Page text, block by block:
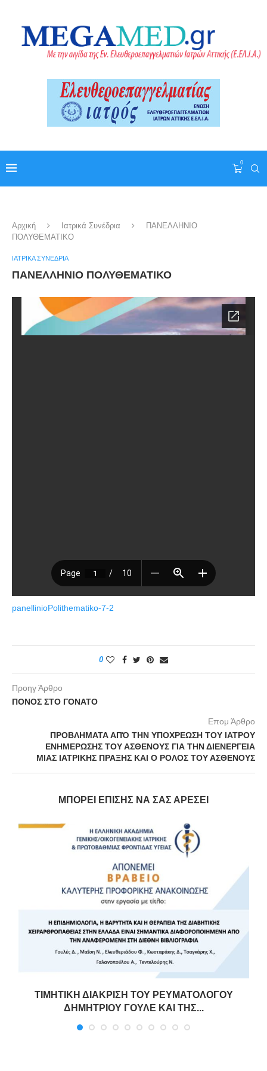
0
Αρχική Ιατρικά Συνέδρια
ΠΑΝΕΛΛΗΝΙΟ
ΠΟΛΥΘΕΜΑΤΙΚΟ
ΙΑΤΡΙΚΆ ΣΥΝΈΔΡΙΑ
ΠΑΝΕΛΛΗΝΙΟ ΠΟΛΥΘΕΜΑΤΙΚΟ
panellinioPolithematiko-7-2
0
Προηγ Άρθρο
ΠΟΝΟΣ ΣΤΟ ΓΟΝΑΤΟ
Επομ Άρθρο
ΠΡΟΒΛΗΜΑΤΑ ΑΠΌ ΤΗΝ ΥΠΟΧΡΕΩΣΗ ΤΟΥ ΙΑΤΡΟΥ
ΕΝΗΜΕΡΩΣΗΣ ΤΟΥ ΑΣΘΕΝΟΥΣ ΓΙΑ ΤΗΝ ΔΙΕΝΕΡΓΕΙΑ
ΜΙΑΣ ΙΑΤΡΙΚΗΣ ΠΡΑΞΗΣ ΚΑΙ Ο ΡΟΛΟΣ ΤΟΥ ΑΣΘΕΝΟΥΣ
ΜΠΟΡΕΊ ΕΠΊΣΗΣ ΝΑ ΣΑΣ ΑΡΈΣΕΙ
ΤΙΜΗΤΙΚΗ ΔΙΑΚΡΙΣΗ ΤΟΥ ΡΕΥΜΑΤΟΛΟΓΟΥ
ΔΗΜΗΤΡΙΟΥ ΓΟΥΛΕ ΚΑΙ ΤΗΣ...